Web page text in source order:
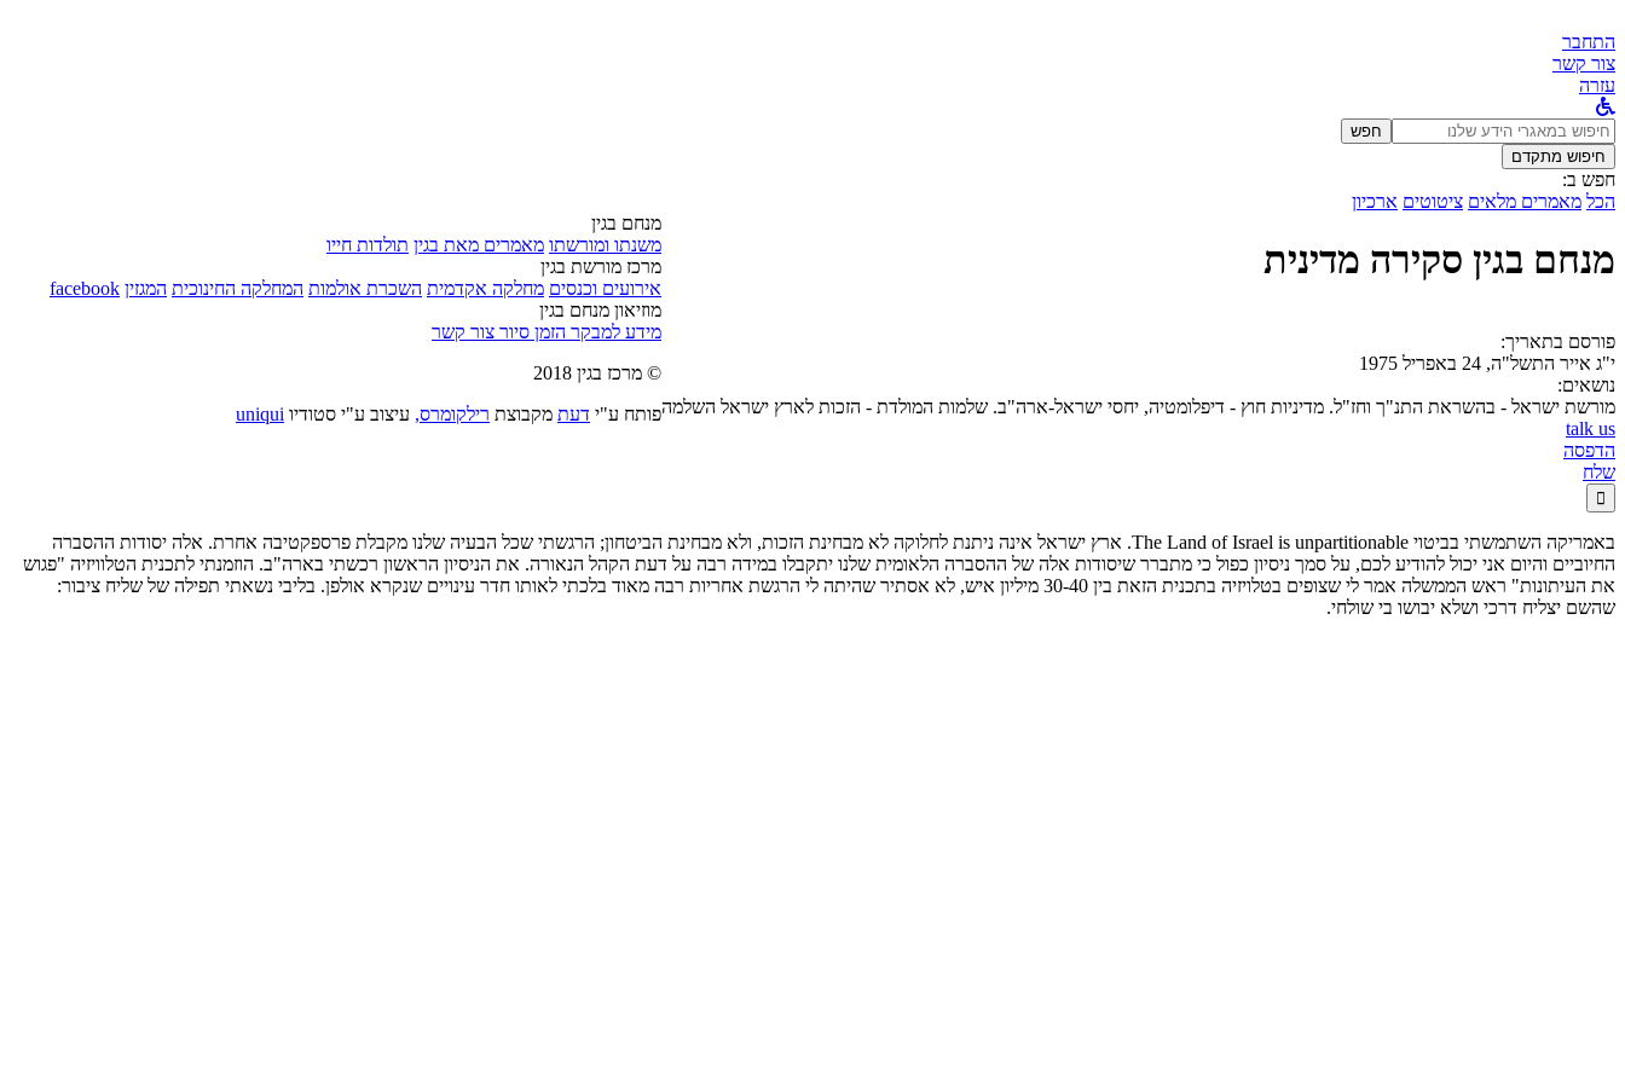
התחבר
צור קשר
עזרה
לחפש
ב:
חפש
חיפוש מתקדם
חפש ב:
הכל מאמרים מלאים ציטוטים ארכיון
מנחם בגין סקירה מדינית
פורסם בתאריך:
י"ג אייר התשל"ה, 24 באפריל 1975
נושאים:
מורשת ישראל - בהשראת התנ"ך וחז"ל. מדיניות חוץ - דיפלומטיה, יחסי ישראל-ארה"ב. שלמות המולדת - הזכות לארץ ישראל השלמה
talk us
הדפסה
שלח

באמריקה השתמשתי בביטוי The Land of Israel is unpartitionable. ארץ ישראל אינה ניתנת לחלוקה לא מבחינת הזכות, ולא מבחינת הביטחון; הרגשתי שכל הבעיה שלנו מקבלת פרספקטיבה אחרת. אלה יסודות ההסברה
החיוביים והיום אני יכול להודיע לכם, על סמך ניסיון כפול כי מתברר שיסודות אלה של ההסברה הלאומית שלנו יתקבלו במידה רבה על דעת הקהל הנאורה. את הניסיון הראשון רכשתי בארה"ב. הוזמנתי לתכנית הטלוויזיה "פגוש
את העיתונות" ראש הממשלה אמר לי שצופים בטלויזיה בתכנית הזאת בין 30-40 מיליון איש, לא אסתיר שהיתה לי הרגשת אחריות רבה מאוד בלכתי לאותו חדר עינויים שנקרא אולפן. בליבי נשאתי תפילה של שליח ציבור:
שהשם יצליח דרכי ושלא יבושו בי שולחי.
מנחם בגין
משנתו ומורשתו מאמרים מאת בגין תולדות חייו
מרכז מורשת בגין
אירועים וכנסים מחלקה אקדמית השכרת אולמות המחלקה החינוכית המגזין facebook
מוזיאון מנחם בגין
מידע למבקר הזמן סיור צור קשר
© מרכז בגין 2018
פותח ע"י דעת מקבוצת רילקומרס, עיצוב ע"י סטודיו uniqui